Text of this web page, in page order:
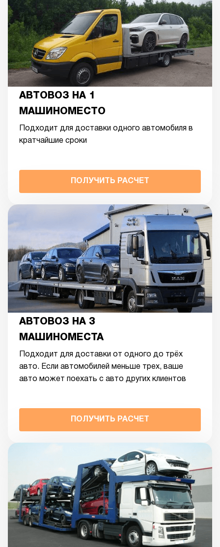
АВТОВОЗ НА 1
МАШИНОМЕСТО
Подходит для доставки одного автомобиля в
кратчайшие сроки
ПОЛУЧИТЬ РАСЧЕТ
АВТОВОЗ НА 3
МАШИНОМЕСТА
Подходит для доставки от одного до трёх
авто. Если автомобилей меньше трех, ваше
авто может поехать с авто других клиентов
ПОЛУЧИТЬ РАСЧЕТ